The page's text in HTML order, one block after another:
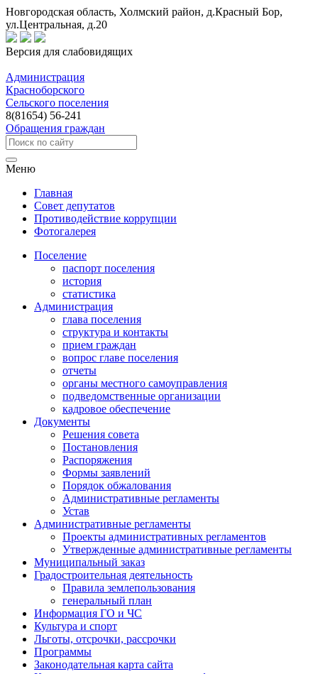
Новгородская область, Холмский район, д.Красный Бор,
ул.Центральная, д.20
Версия для слабовидящих
Администрация
Красноборского
Сельского поселения
8(81654) 56-241
Обращения граждан
Меню
Главная
Совет депутатов
Противодействие коррупции
Фотогалерея
Поселение
паспорт поселения
история
статистика
Администрация
глава поселения
структура и контакты
прием граждан
вопрос главе поселения
отчеты
органы местного самоуправления
подведомственные организации
кадровое обеспечение
Документы
Решения совета
Постановления
Распоряжения
Формы заявлений
Порядок обжалования
Административные регламенты
Устав
Административные регламенты
Проекты административных регламентов
Утвержденные административные регламенты
Муниципальный заказ
Градостроительная деятельность
Правила землепользования
генеральный план
Информация ГО и ЧС
Культура и спорт
Льготы, отсрочки, рассрочки
Программы
Законодательная карта сайта